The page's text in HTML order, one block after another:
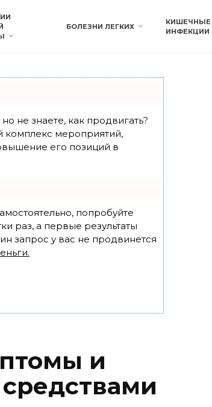
БОЛЕЗНИ ЛЕГКИХ
КИШЕЧНЫЕ
ИНФЕКЦИИ
не знаете, как продвигать?
комплекс мероприятий,
его позиций в
попробуйте
раз, а первые результаты
запрос у вас не продвинется
и